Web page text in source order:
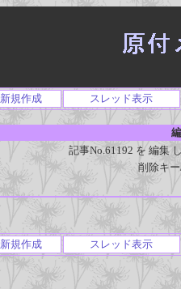
新規作成 スレッド表示
記事No.61192 を 編集
削除キ
新規作成 スレッド表示